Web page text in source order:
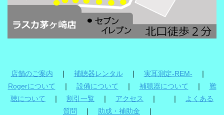
店舗のご案内 ｜ 補聴器レンタル｜ 実耳測定-REM- ｜
Rogerについて ｜ 設備について ｜ 補聴器について ｜ 難
聴について
｜ 割引一覧 ｜ アクセス ｜ ｜
よくある
質問
｜ 助成・補助金 ｜